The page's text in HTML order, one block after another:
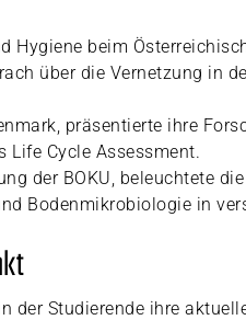
Hygiene beim
über die Vernetzung in
präsentierte ihre
Life Cycle Assessment.
der BOKU, beleuchtete die
Bodenmikrobiologie in
der Studierende ihre